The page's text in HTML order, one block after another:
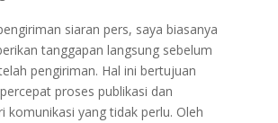
siaran pers, saya biasanya
tanggapan langsung sebelum
pengiriman. Hal ini bertujuan
proses publikasi dan
komunikasi yang tidak perlu. Oleh